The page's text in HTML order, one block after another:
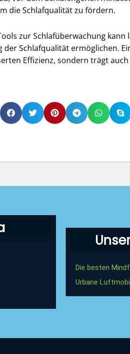
die Schlafqualität zu fördern.
zur Schlafüberwachung
der Schlafqualität ermöglichen.
Effizienz, sondern trägt
Die besten
Urbane